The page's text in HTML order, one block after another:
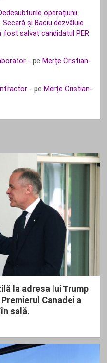
operațiunii
Secară și Baciu dezvăluie
fost salvat candidatul PER
- pe Merțe Cristian-
- pe Merțe Cristian-
la adresa lui Trump
Canadei a
sală.